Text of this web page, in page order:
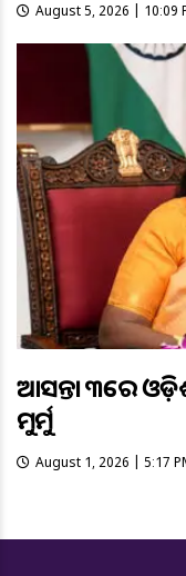
August 5, 2026 | 10:09
ଆସନ୍ତା ୩ରେ
ମୁର୍ମୁ
August 1, 2026 | 5:17